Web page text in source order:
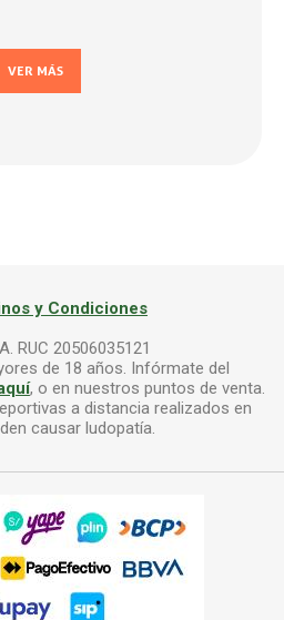
VER MÁS
y Condiciones
RUC 20506035121
de 18 años. Infórmate del
, o en nuestros puntos de venta.
a distancia realizados en
causar ludopatía.